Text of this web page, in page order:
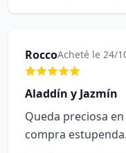
RoccoAcheté le 24/
Aladdín y Jazmín
Queda preciosa
compra estupenda.